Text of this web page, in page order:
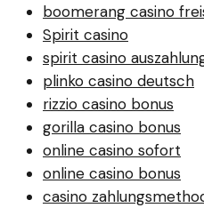
boomerang casino
Spirit casino
spirit casino
plinko casino deutsch
rizzio casino bonus
gorilla casino bonus
online casino sofort
online casino bonus
casino